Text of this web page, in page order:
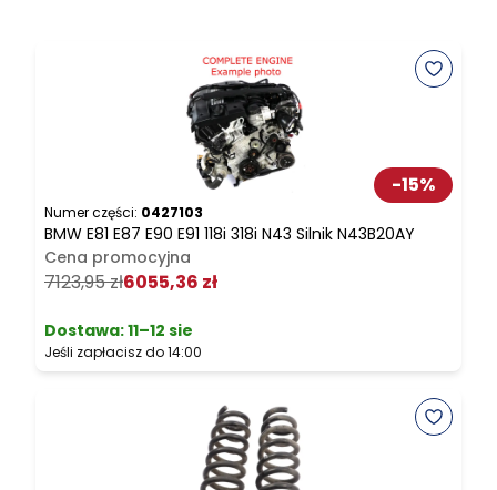
-15%
Numer części: 0427103
BMW E81 E87 E90 E91 118i 318i N43 Silnik N43B20AY
Cena promocyjna
7123,95 zł6055,36 zł
Dostawa:11–12 sie
Jeśli zapłacisz do 14:00